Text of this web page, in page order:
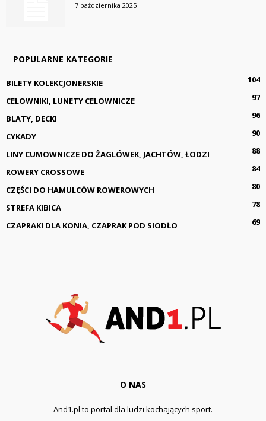
7 października 2025
POPULARNE KATEGORIE
BILETY KOLEKCJONERSKIE
104
CELOWNIKI, LUNETY CELOWNICZE
97
BLATY, DECKI
96
CYKADY
90
LINY CUMOWNICZE DO ŻAGLÓWEK, JACHTÓW, ŁODZI
88
ROWERY CROSSOWE
84
CZĘŚCI DO HAMULCÓW ROWEROWYCH
80
STREFA KIBICA
78
CZAPRAKI DLA KONIA, CZAPRAK POD SIODŁO
69
O NAS
And1.pl to portal dla ludzi kochających sport.